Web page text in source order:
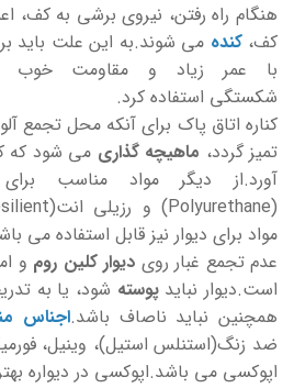
هنگام راه رفتن، نيروی برشی به کف،
کف،کنده می شوند.به اين علت بايد
با عمر زياد و مقاومت خوب
شکستگی استفاده کرد.
کناره اتاق پاک برای آنکه محل تجمع
تميز گردد، ماهيچه گذاری می شود که
آورد.از ديگر مواد مناسب
مواد برای ديوار نيز قابل استفاده می
عدم تجمع غبار روی ديوار کلین روم و
است.ديوار نبايدپوسته شود، يا به
همچنين نبايد ناصاف باشد.اجناس
ضد زنگ(استنلس استيل)، وينيل،
اپوکسی می باشد.اپوکسی در ديواره